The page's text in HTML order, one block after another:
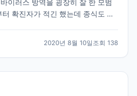
이러스 방역을 굉장히 잘 한 모범
확진자가 적긴 했는데 종식도 선
있는 학원들은 현지에 체류중인
업을 진행하고 있습니다. 뉴스 링
2020년 8월 10일조회 138